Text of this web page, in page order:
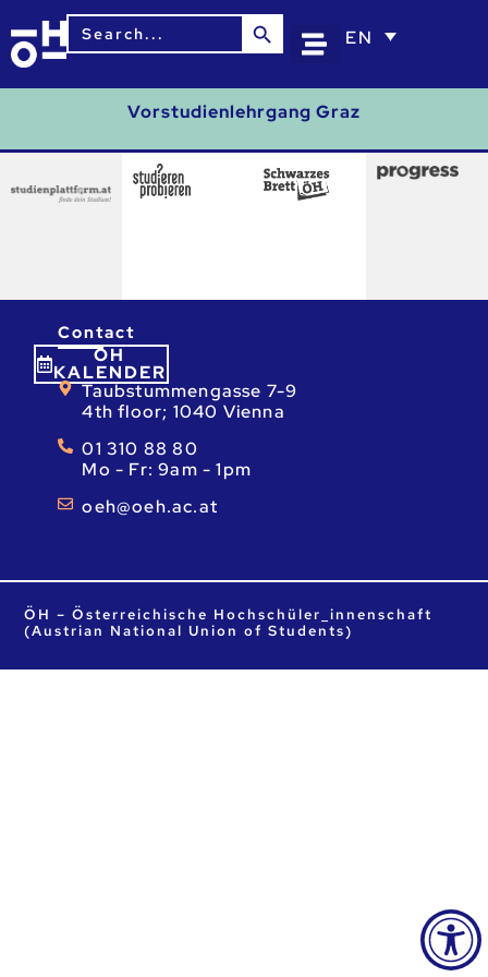
Search
for:
Search Button
EN
Vorstudienlehrgang Graz
ÖH
KALENDER
Contact
Taubstummengasse 7-9
4th floor; 1040 Vienna
01 310 88 80
Mo - Fr: 9am - 1pm
ta.ca.heo@heo
ÖH – Österreichische Hochschüler_innenschaft
(Austrian National Union of Students)